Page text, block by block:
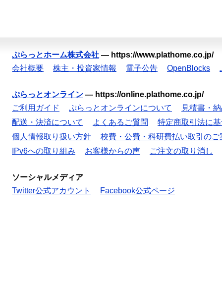
ぷらっとホーム株式会社 — https://www.plathome.co.jp/
会社概要
株主・投資家情報 電子公告 OpenBlocks
ぷらっとオンライン — https://online.plathome.co.jp/
ご利用ガイド
ぷらっとオンラインについて
見積書・
配送・決済について
よくあるご質問
特定商取引法に
個人情報取り扱い方針
校費・公費・科研費払い取引のご
IPv6への取り組み
お客様からの声 ご注文の取り消し
ソーシャルメディア
Twitter公式アカウント
Facebook公式ページ